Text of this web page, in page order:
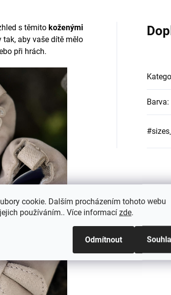
cookie. Dalším procházením tohoto webu
používáním.. Více informací zde.
Odmítnout
s těmito koženými
aby vaše dítě mělo
při hrách.
Barva: